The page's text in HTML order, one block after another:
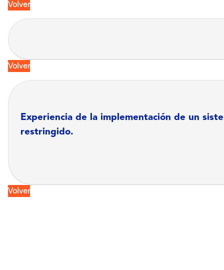
Volver
Volver
Experiencia de la implementación de un
restringido.
Volver